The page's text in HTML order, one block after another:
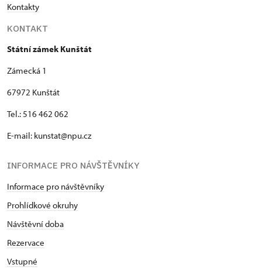
Kontakty
KONTAKT
Státní zámek Kunštát
Zámecká 1
67972 Kunštát
Tel.: 516 462 062
E-mail: kunstat@npu.cz
INFORMACE PRO NÁVŠTĚVNÍKY
Informace pro návštěvníky
Prohlídkové okruhy
Návštěvní doba
Rezervace
Vstupné